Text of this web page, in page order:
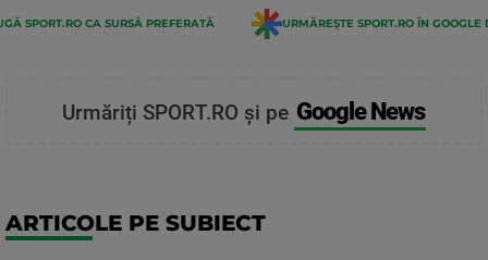
SPORT.RO CA SURSĂ PREFERATĂ URMĂREȘTE SPORT.RO ÎN GOOGLE
Urmăriți SPORT.RO și pe Google News
ARTICOLE PE SUBIECT